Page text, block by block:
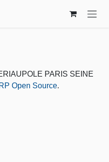
PARIS SEINE AMONT instance